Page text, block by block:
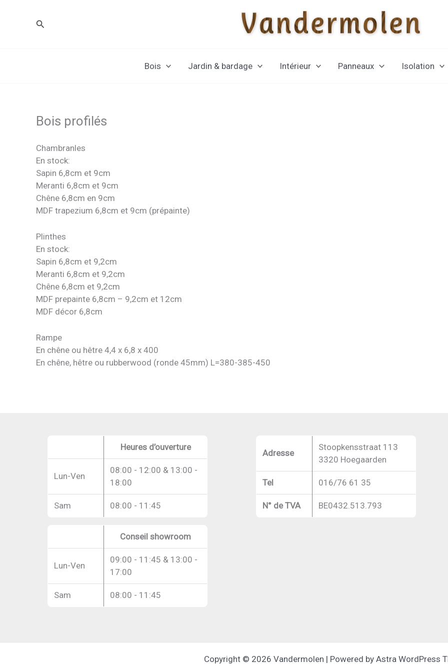
Search
Bois Jardin & bardage Intérieur Panneaux Isolation
Bois profilés
Chambranles
En stock:
Sapin 6,8cm et 9cm
Meranti 6,8cm et 9cm
Chêne 6,8cm en 9cm
MDF trapezium 6,8cm et 9cm (prépainte)
Plinthes
En stock:
Sapin 6,8cm et 9,2cm
Meranti 6,8cm et 9,2cm
Chêne 6,8cm et 9,2cm
MDF prepainte 6,8cm – 9,2cm et 12cm
MDF décor 6,8cm
Rampe
En chêne ou hêtre 4,4 x 6,8 x 400
En chêne, hêtre ou rubberwood (ronde 45mm) L=380-385-450
Heures d’ouverture
Lun-Ven
08:00 - 12:00 & 13:00 -
18:00
Sam 08:00 - 11:45
Conseil showroom
Lun-Ven
09:00 - 11:45 & 13:00 -
17:00
Sam 08:00 - 11:45
Adresse
Stoopkensstraat 113
3320 Hoegaarden
Tel 016/76 61 35
N° de TVA BE0432.513.793
Copyright © 2026 Vandermolen | Powered by Astra WordPress